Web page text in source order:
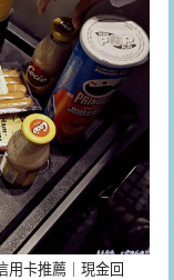
用卡推薦｜現金回